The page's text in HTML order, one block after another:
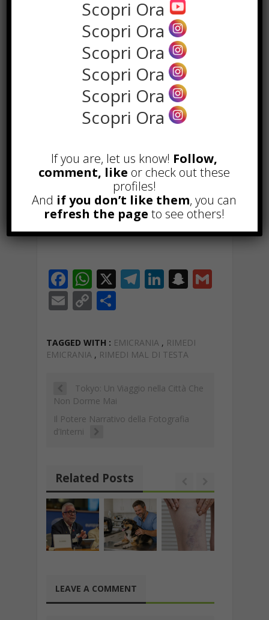
F
ac
e
b
o
k
W
h
at
s
A
p
X T
gr
a
Li
e
dI
S
p
c
at
G
E
ai
l
C
p
y
n
k
C
n
di
di
TAGGED WITH : EMICRANIA , RIMEDI
EMICRANIA , RIMEDI MAL DI TESTA
Tokyo: Un Viaggio nella Città Che
Non Dorme Mai
Il Potere Narrativo della Fotografia
d’Interni
Related Posts
LEAVE A COMMENT
Scopri Ora
Scopri Ora
Scopri Ora
Scopri Ora
Scopri Ora
Scopri Ora
If you are, let us know! Follow,
comment, like or check out these
profiles!
And if you don’t like them, you can
refresh the page to see others!